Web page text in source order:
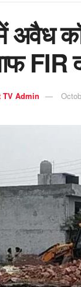
अवैध
FIR
Admin